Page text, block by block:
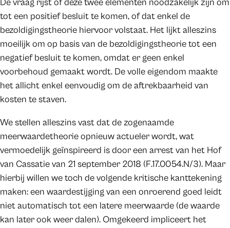
De vraag rijst of deze twee elementen noodzakelijk zijn om
tot een positief besluit te komen, of dat enkel de
bezoldigingstheorie hiervoor volstaat. Het lijkt alleszins
moeilijk om op basis van de bezoldigingstheorie tot een
negatief besluit te komen, omdat er geen enkel
voorbehoud gemaakt wordt. De volle eigendom maakte
het allicht enkel eenvoudig om de aftrekbaarheid van
kosten te staven.
We stellen alleszins vast dat de zogenaamde
meerwaardetheorie opnieuw actueler wordt, wat
vermoedelijk geïnspireerd is door een arrest van het Hof
van Cassatie van 21 september 2018 (F.17.0054.N/3). Maar
hierbij willen we toch de volgende kritische kanttekening
maken: een waardestijging van een onroerend goed leidt
niet automatisch tot een latere meerwaarde (de waarde
kan later ook weer dalen). Omgekeerd impliceert het